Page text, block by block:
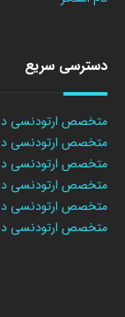
دسترسی سریع
متخصص ارتودنسی در
متخصص ارتودنسی در
متخصص ارتودنسی
متخصص ارتودنسی
متخصص ارتودنسی
متخصص ارتودنسی